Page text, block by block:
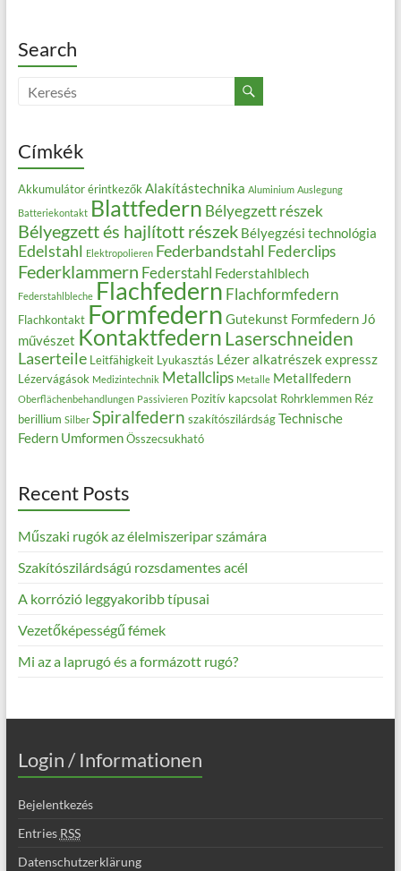
Search
Címkék
Akkumulátor érintkezők Alakítástechnika Aluminium Auslegung
Batteriekontakt Blattfedern Bélyegzett részek
Bélyegzett és hajlított részek Bélyegzési technológia
Edelstahl Elektropolieren Federbandstahl Federclips
Federklammern Federstahl Federstahlblech
Federstahlbleche Flachfedern Flachformfedern
Flachkontakt Formfedern Gutekunst Formfedern Jó
művészet KontaktfedernLaserschneiden
Laserteile Leitfähigkeit Lyukasztás Lézer alkatrészek expressz
Lézervágások Medizintechnik Metallclips Metalle Metallfedern
Oberflächenbehandlungen Passivieren Pozitív kapcsolat Rohrklemmen Réz
berillium Silber Spiralfedern szakítószilárdság Technische
Federn Umformen Összecsukható
Recent Posts
Műszaki rugók az élelmiszeripar számára
Szakítószilárdságú rozsdamentes acél
A korrózió leggyakoribb típusai
Vezetőképességű fémek
Mi az a laprugó és a formázott rugó?
Login / Informationen
Bejelentkezés
Entries RSS
Datenschutzerklärung